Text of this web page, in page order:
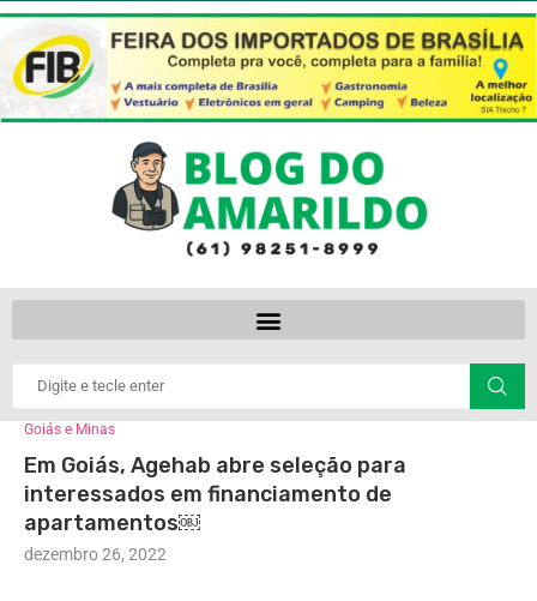
Goiás e Minas
Em Goiás, Agehab abre seleção para
interessados em financiamento de
apartamentos￼
dezembro 26, 2022